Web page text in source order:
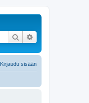
Etsi
Kirjaudu sisään